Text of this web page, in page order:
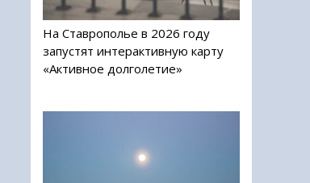
На Ставрополье в 2026 году
запустят интерактивную карту
«Активное долголетие»